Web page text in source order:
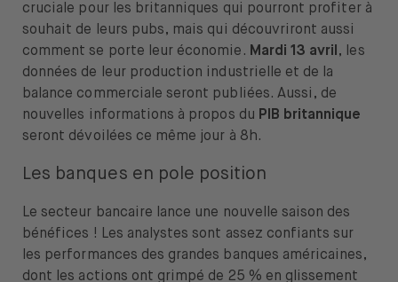
cruciale pour les britanniques qui pourront profiter à
souhait de leurs pubs, mais qui découvriront aussi
comment se porte leur économie. Mardi 13 avril , les
données de leur production industrielle et de la
balance commerciale seront publiées. Aussi, de
nouvelles informations à propos du PIB britannique
seront dévoilées ce même jour à 8h.
Les banques en pole position
Le secteur bancaire lance une nouvelle saison des
bénéfices ! Les analystes sont assez confiants sur
les performances des grandes banques américaines,
dont les actions ont grimpé de 25 % en glissement